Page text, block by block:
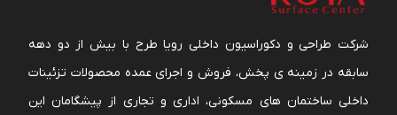
شرکت طراحی و دکوراسیون داخلی رویا طرح با بیش از دو دهه
سابقه در زمینه ی پخش، فروش و اجرای عمده محصولات تزئینات
داخلی ساختمان های مسکونی، اداری و تجاری از پیشگامان این